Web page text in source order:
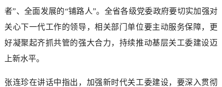
者”、全面发展的“铺路人”。全省各级党委政府要切实加强对
关心下一代工作的领导，相关部门单位要主动服务保障，更
好凝聚起齐抓共管的强大合力，持续推动基层关工委建设迈
上新水平。
张连珍在讲话中指出，加强新时代关工委建设，要深入贯彻